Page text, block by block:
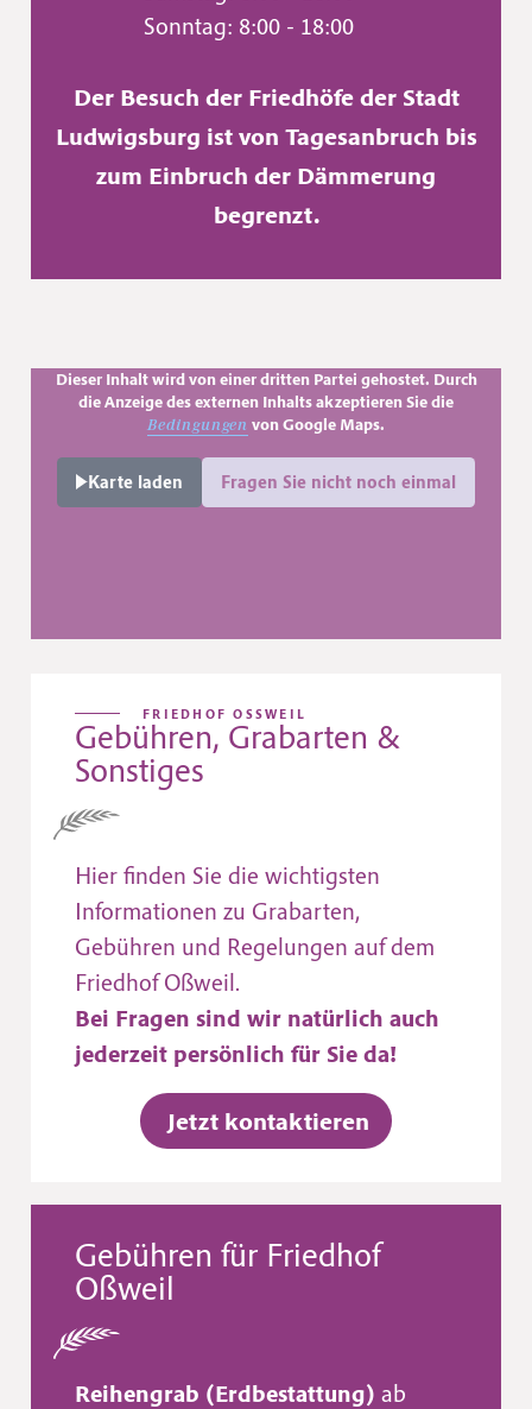
Sonntag: 8:00 - 18:00
Der Besuch der Friedhöfe der Stadt
Ludwigsburg ist von Tagesanbruch bis
zum Einbruch der Dämmerung
begrenzt.
Dieser Inhalt wird von einer dritten Partei gehostet. Durch
die Anzeige des externen Inhalts akzeptieren Sie die
Bedingungen von Google Maps.
Karte laden Fragen Sie nicht noch einmal
FRIEDHOF OSSWEIL
Gebühren, Grabarten &
Sonstiges
Hier finden Sie die wichtigsten
Informationen zu Grabarten,
Gebühren und Regelungen auf dem
Friedhof Oßweil.
Bei Fragen sind wir natürlich auch
jederzeit persönlich für Sie da!
Jetzt kontaktieren
Gebühren für Friedhof
Oßweil
Reihengrab (Erdbestattung) ab